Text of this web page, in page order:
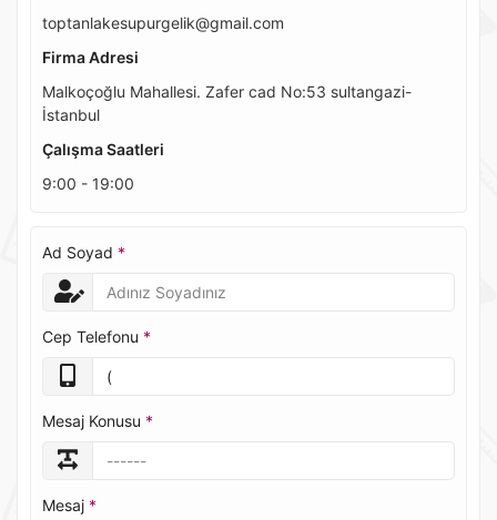
toptanlakesupurgelik@gmail.com
Firma Adresi
Malkoçoğlu Mahallesi. Zafer cad No:53 sultangazi-
İstanbul
Çalışma Saatleri
9:00 - 19:00
Ad Soyad *
Cep Telefonu *
Mesaj Konusu *
Mesaj *